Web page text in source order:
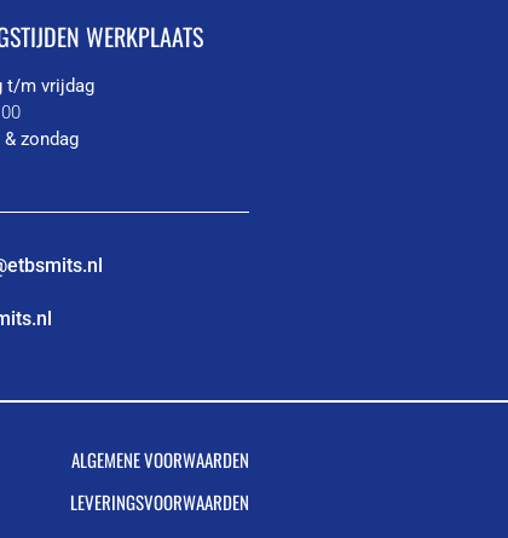
WERKPLAATS
t/m vrijdag
zondag
ALGEMENE VOORWAARDEN
LEVERINGSVOORWAARDEN